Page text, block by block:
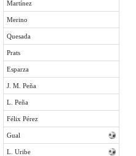
Martínez
Merino
Quesada
Prats
Esparza
J. M. Peña
L. Peña
Félix Pérez
Gual
L. Uribe